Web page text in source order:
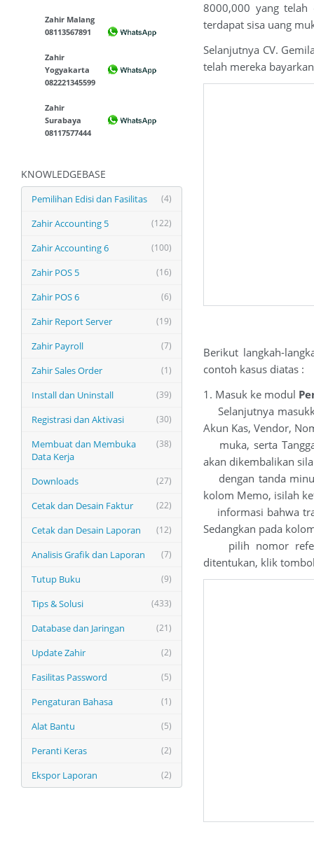
Zahir Malang
08113567891
Zahir
Yogyakarta
082221345599
Zahir
Surabaya
08117577444
KNOWLEDGEBASE
(4)
Pemilihan Edisi dan Fasilitas
(122)
Zahir Accounting 5
(100)
Zahir Accounting 6
(16)
Zahir POS 5
(6)
Zahir POS 6
(19)
Zahir Report Server
(7)
Zahir Payroll
(1)
Zahir Sales Order
(39)
Install dan Uninstall
(30)
Registrasi dan Aktivasi
(38)
Membuat dan Membuka
Data Kerja
(27)
Downloads
(22)
Cetak dan Desain Faktur
(12)
Cetak dan Desain Laporan
(7)
Analisis Grafik dan Laporan
(9)
Tutup Buku
(433)
Tips & Solusi
(21)
Database dan Jaringan
(2)
Update Zahir
(5)
Fasilitas Password
(1)
Pengaturan Bahasa
(5)
Alat Bantu
(2)
Peranti Keras
(2)
Ekspor Laporan
8000,000 yang telah
terdapat sisa uang
Selanjutnya CV.
telah mereka
Berikut langkah-
contoh kasus diatas :
1. Masuk ke modul
Selanjutnya
Akun Kas, Vendor,
muka, serta
akan dikembalikan
dengan tanda
kolom Memo, isilah
informasi bahwa
Sedangkan pada
pilih nomor
ditentukan, klik